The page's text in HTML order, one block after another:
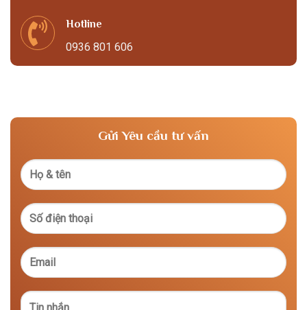
Hotline
0936 801 606
Gửi Yêu cầu tư vấn